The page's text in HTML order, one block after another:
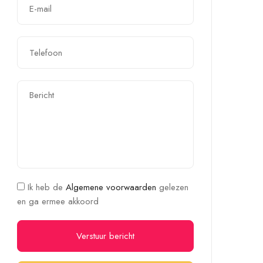
Ik heb de Algemene voorwaarden gelezen
en ga ermee akkoord
Verstuur bericht